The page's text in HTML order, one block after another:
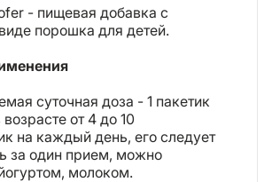
- пищевая добавка с
порошка для детей.
суточная доза - 1 пакетик
от 4 до 10
на каждый день, его следует
за один прием, можно
молоком.